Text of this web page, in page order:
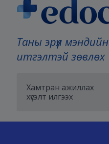
Таны эрүүл мэндийн
итгэлтэй зөвлөх
Хамтран ажиллах
хүсэлт илгээх